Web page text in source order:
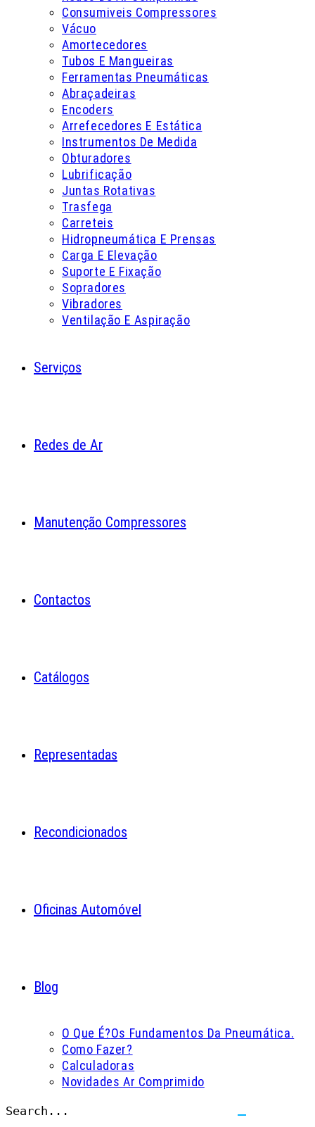
Consumiveis Compressores
Vácuo
Amortecedores
Tubos E Mangueiras
Ferramentas Pneumáticas
Abraçadeiras
Encoders
Arrefecedores E Estática
Instrumentos De Medida
Obturadores
Lubrificação
Juntas Rotativas
Trasfega
Carreteis
Hidropneumática E Prensas
Carga E Elevação
Suporte E Fixação
Sopradores
Vibradores
Ventilação E Aspiração
Serviços
Redes de Ar
Manutenção Compressores
Contactos
Catálogos
Representadas
Recondicionados
Oficinas Automóvel
Blog
O Que É?Os Fundamentos Da Pneumática.
Como Fazer?
Calculadoras
Novidades Ar Comprimido
Search...